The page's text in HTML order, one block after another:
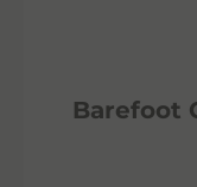
Barefoot